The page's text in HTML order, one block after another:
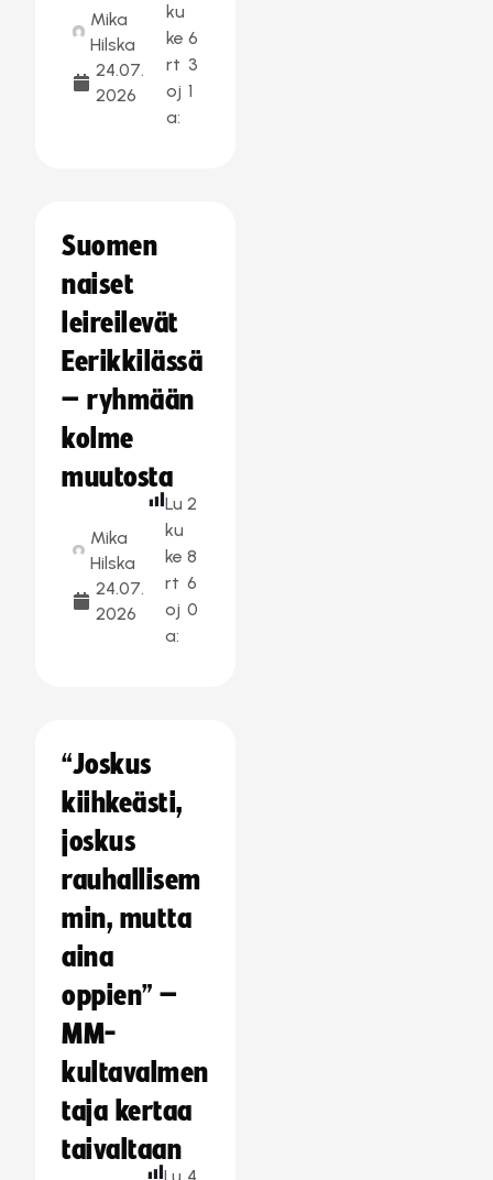
Mika
Hilska
24.07.
2026
ku
ke
rt
oj
a:
6
3
1
Suomen
naiset
leireilevät
Eerikkilässä
– ryhmään
kolme
muutosta
Mika
Hilska
24.07.
2026
Lu
ku
ke
rt
oj
a:
2
8
6
0
“Joskus
kiihkeästi,
joskus
rauhallisem
min, mutta
aina
oppien” –
MM-
kultavalmen
taja kertaa
taivaltaan